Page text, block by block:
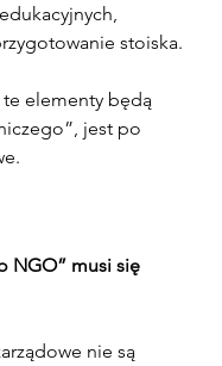
stoiska.
elementy będą
jest po
NGO” musi się
nie są